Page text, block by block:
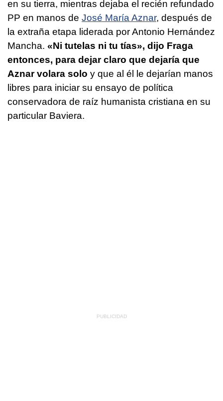
en su tierra, mientras dejaba el recién refundado
PP en manos de José María Aznar, después de
la extraña etapa liderada por Antonio Hernández
Mancha. «Ni tutelas ni tu tías», dijo Fraga
entonces, para dejar claro que dejaría que
Aznar volara solo y que al él le dejarían manos
libres para iniciar su ensayo de política
conservadora de raíz humanista cristiana en su
particular Baviera.